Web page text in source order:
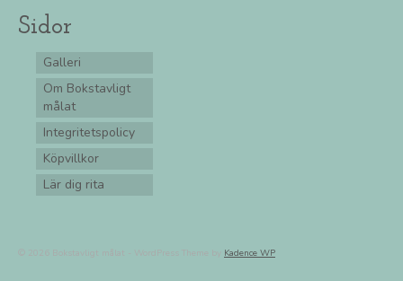
Sidor
Galleri
Om Bokstavligt
målat
Integritetspolicy
Köpvillkor
Lär dig rita
© 2026 Bokstavligt målat - WordPress Theme by Kadence WP